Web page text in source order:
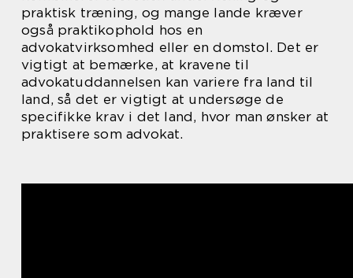
praktisk træning, og mange lande kræver
også praktikophold hos en
advokatvirksomhed eller en domstol. Det er
vigtigt at bemærke, at kravene til
advokatuddannelsen kan variere fra land til
land, så det er vigtigt at undersøge de
specifikke krav i det land, hvor man ønsker at
praktisere som advokat.